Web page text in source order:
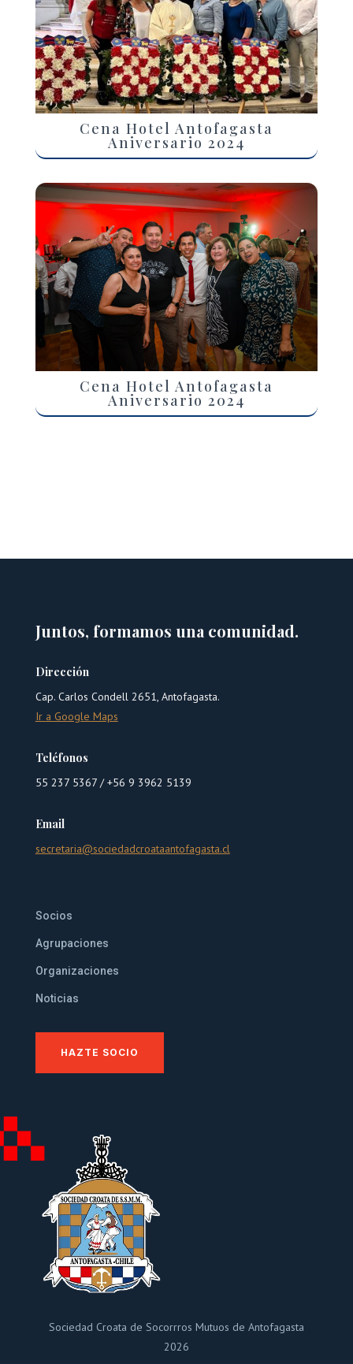
Cena Hotel Antofagasta
Aniversario 2024
Cena Hotel Antofagasta
Aniversario 2024
Juntos, formamos una comunidad.
Dirección
Cap. Carlos Condell 2651, Antofagasta.
Ir a Google Maps
Teléfonos
55 237 5367 /+56 9 3962 5139
Email
secretaria@sociedadcroataantofagasta.cl
Socios
Agrupaciones
Organizaciones
Noticias
HAZTE SOCIO
Sociedad Croata de Socorrros Mutuos de Antofagasta
2026